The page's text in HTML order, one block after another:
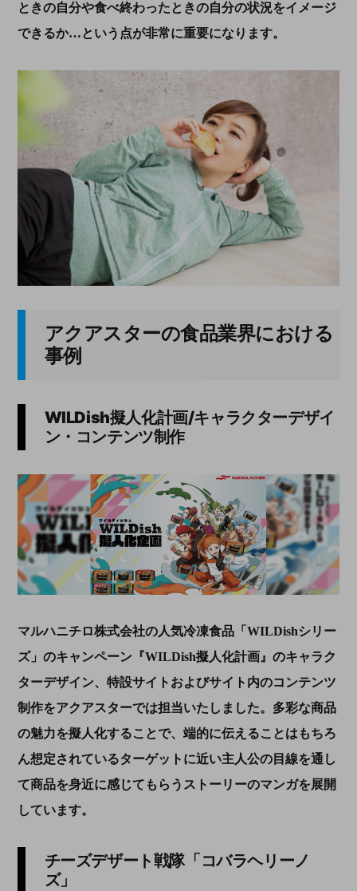
ときの自分や食べ終わったときの自分の状況をイメージ
できるか…という点が非常に重要になります。
アクアスターの食品業界における
事例
WILDish擬人化計画/キャラクターデザイ
ン・コンテンツ制作
マルハニチロ株式会社の人気冷凍食品「WILDishシリー
ズ」のキャンペーン『WILDish擬人化計画』のキャラク
ターデザイン、 特設サイトおよびサイト内のコンテンツ
制作をアクアスターでは担当いたしました。多彩な商品
の魅力を擬人化することで、端的に伝えることはもちろ
ん想定されているターゲットに近い主人公の目線を通し
て商品を身近に感じてもらうストーリーのマンガを展開
しています。
チーズデザート戦隊「コバラヘリーノ
ズ」